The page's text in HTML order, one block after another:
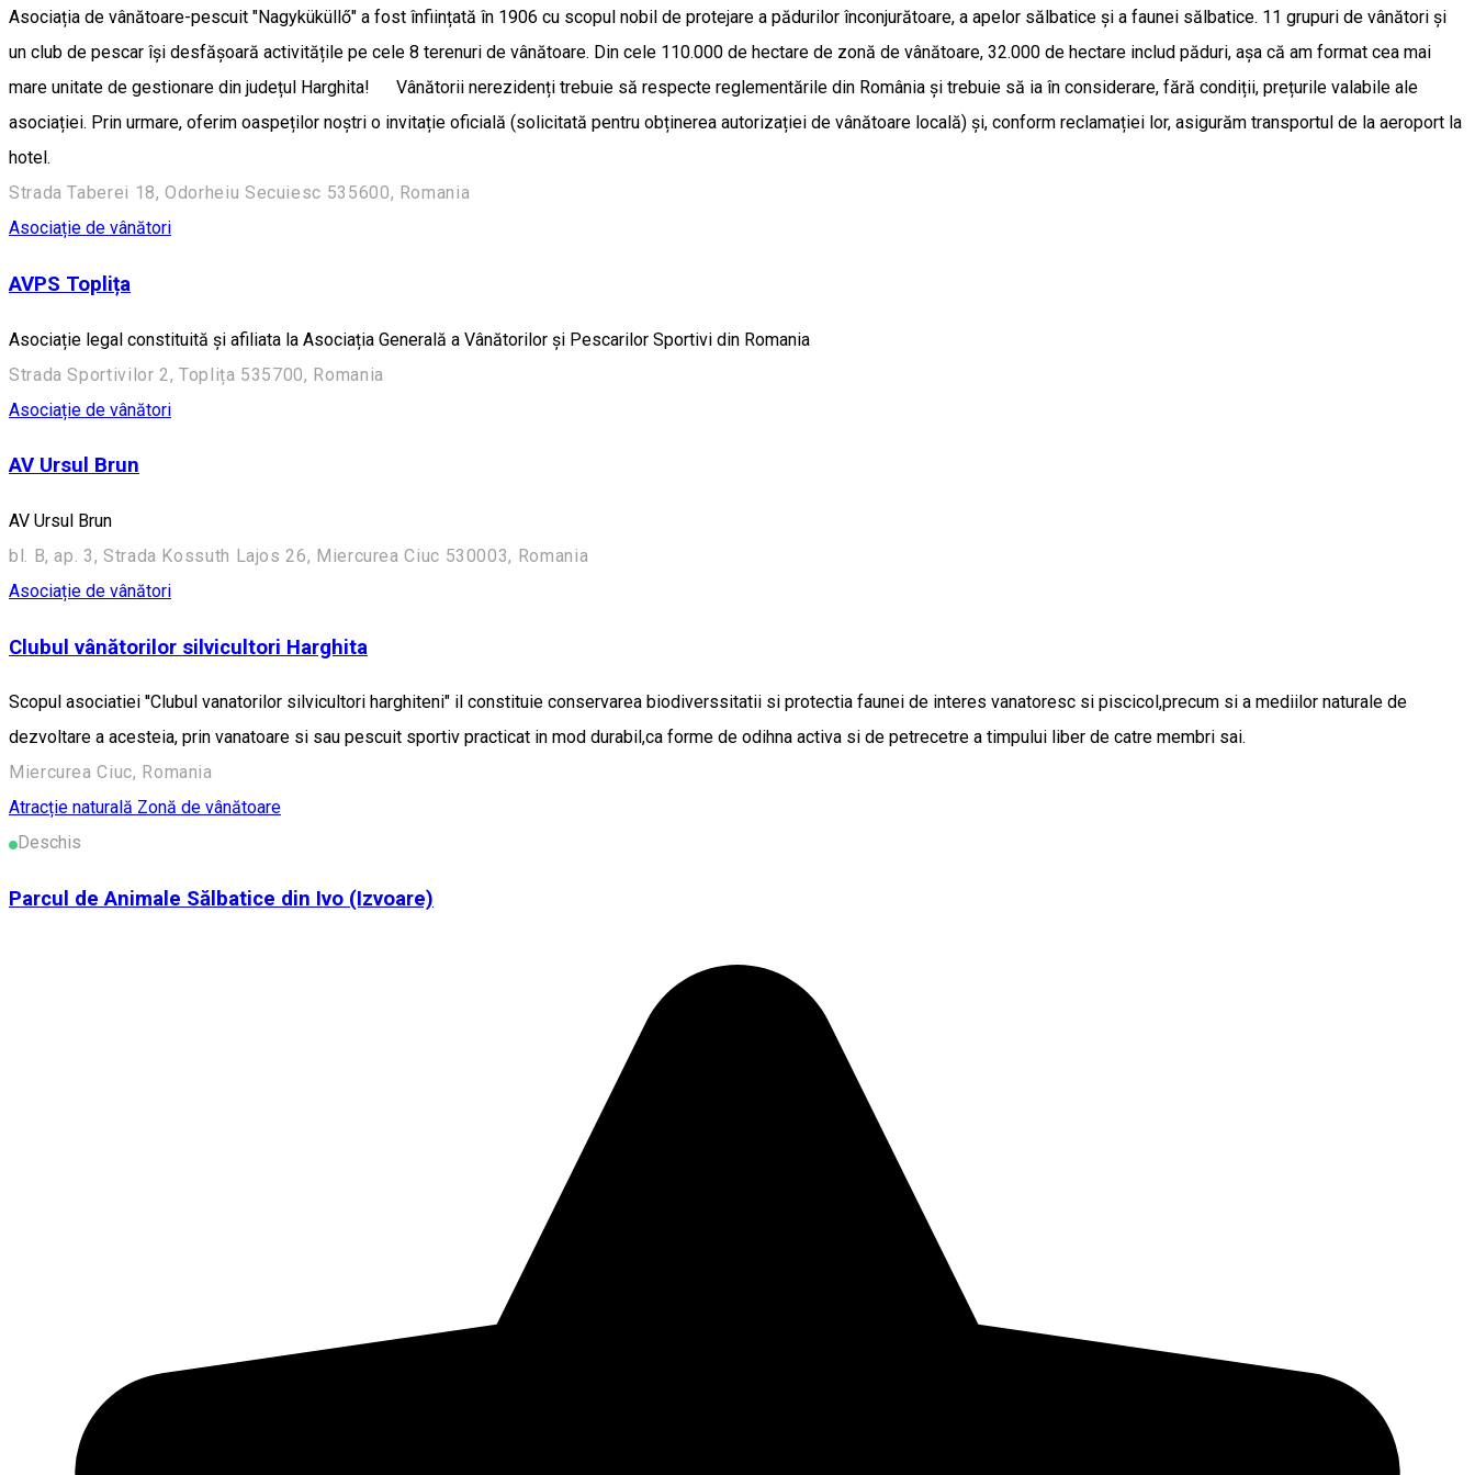
Asociația de vânătoare-pescuit "Nagyküküllő" a fost înființată în 1906 cu scopul nobil de protejare a pădurilor înconjurătoare, a apelor sălbatice și a faunei sălbatice. 11 grupuri de vânători și
un club de pescar își desfășoară activitățile pe cele 8 terenuri de vânătoare. Din cele 110.000 de hectare de zonă de vânătoare, 32.000 de hectare includ păduri, așa că am format cea mai
mare unitate de gestionare din județul Harghita! Vânătorii nerezidenți trebuie să respecte reglementările din România și trebuie să ia în considerare, fără condiții, prețurile valabile ale
asociației. Prin urmare, oferim oaspeților noștri o invitație oficială (solicitată pentru obținerea autorizației de vânătoare locală) și, conform reclamației lor, asigurăm transportul de la aeroport la
hotel.
Strada Taberei 18, Odorheiu Secuiesc 535600, Romania
Asociație de vânători
AVPS Toplița
Asociație legal constituită și afiliata la Asociația Generală a Vânătorilor și Pescarilor Sportivi din Romania
Strada Sportivilor 2, Toplița 535700, Romania
Asociație de vânători
AV Ursul Brun
AV Ursul Brun
bl. B, ap. 3, Strada Kossuth Lajos 26, Miercurea Ciuc 530003, Romania
Asociație de vânători
Clubul vânătorilor silvicultori Harghita
Scopul asociatiei ''Clubul vanatorilor silvicultori harghiteni" il constituie conservarea biodiverssitatii si protectia faunei de interes vanatoresc si piscicol,precum si a mediilor naturale de
dezvoltare a acesteia, prin vanatoare si sau pescuit sportiv practicat in mod durabil,ca forme de odihna activa si de petrecetre a timpului liber de catre membri sai.
Miercurea Ciuc, Romania
Atracție naturală Zonă de vânătoare
Deschis
Parcul de Animale Sălbatice din Ivo (Izvoare)